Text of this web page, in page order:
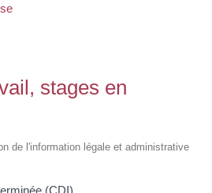
stages en
de l'information légale et administrative